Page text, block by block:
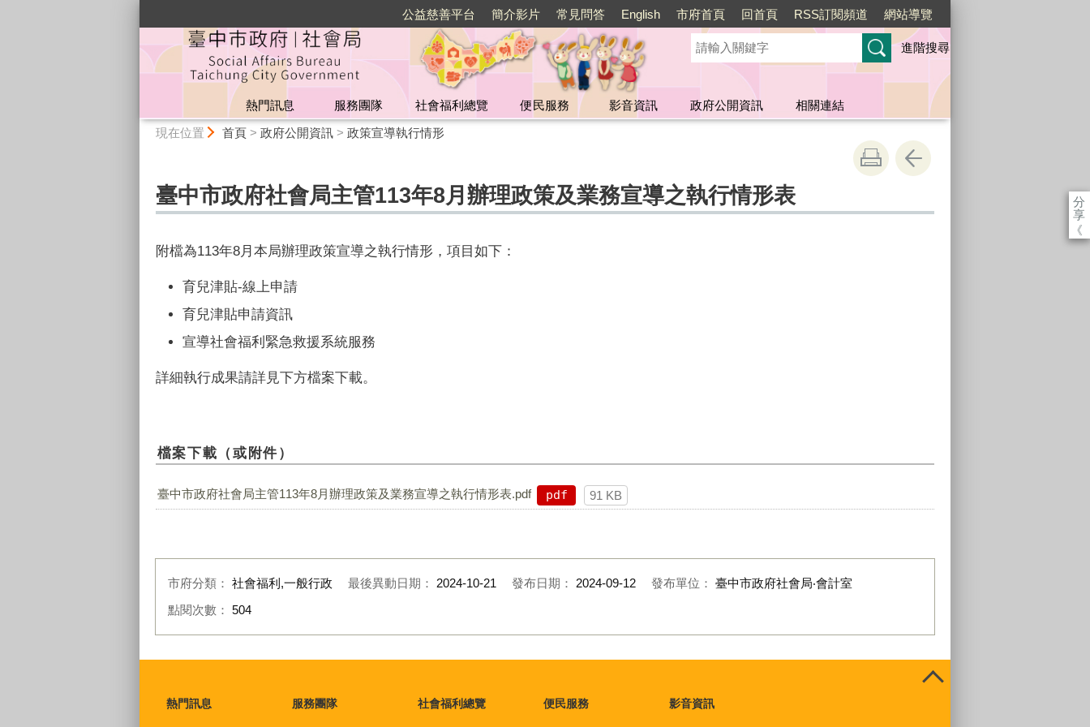
公益慈善平台 簡介影片 常見問答 English 市府首頁 回首頁 RSS訂閱頻道 網站導覽
進階搜尋
熱門訊息 服務團隊 社會福利總覽 便民服務 影音資訊 政府公開資訊
相關連結
現在位置 首頁> 政府公開資訊> 政策宣導執行情形
分
享
《
臺中市政府社會局主管113年8月辦理政策及業務宣導之執行情形表
附檔為113年8月本局辦理政策宣導之執行情形，項目如下：
育兒津貼-線上申請
育兒津貼申請資訊
宣導社會福利緊急救援系統服務
詳細執行成果請詳見下方檔案下載。
檔案下載（或附件）
臺中市政府社會局主管113年8月辦理政策及業務宣導之執行情形表.pdf pdf 91 KB
市府分類： 社會福利,一般行政 最後異動日期： 2024-10-21 發布日期： 2024-09-12 發布單位： 臺中市政府社會局‧會計室
點閱次數： 504
熱門訊息 服務團隊 社會福利總覽 便民服務 影音資訊